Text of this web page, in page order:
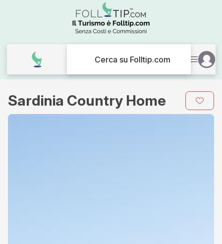
Cerca su Folltip.com
Sardinia Country Home